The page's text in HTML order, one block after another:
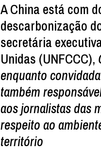
A China está com
descarbonização
secretária
Unidas (UNFCCC),
enquanto
também
aos jornalistas das
respeito ao
território